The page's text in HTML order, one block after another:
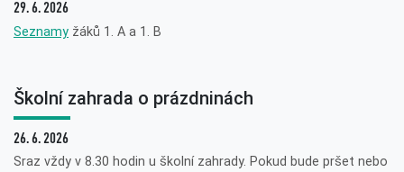
29. 6. 2026
Seznamy žáků 1. A a 1. B
Školní zahrada o prázdninách
26. 6. 2026
Sraz vždy v 8.30 hodin u školní zahrady. Pokud bude pršet nebo